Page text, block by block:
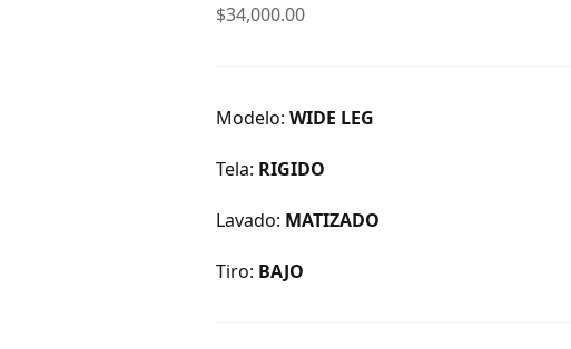
$34,000.00
Modelo: WIDE LEG
Tela: RIGIDO
Lavado: MATIZADO
Tiro: BAJO